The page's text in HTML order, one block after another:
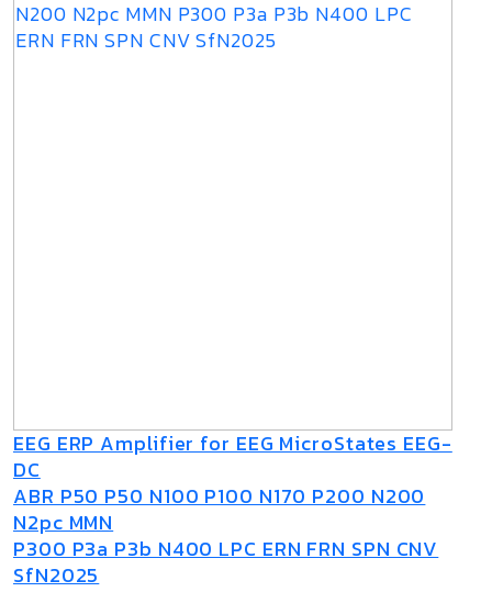
EEG ERP Amplifier for EEG MicroStates EEG-
DC
ABR P50 P50 N100 P100 N170 P200 N200
N2pc MMN
P300 P3a P3b N400 LPC ERN FRN SPN CNV
SfN2025